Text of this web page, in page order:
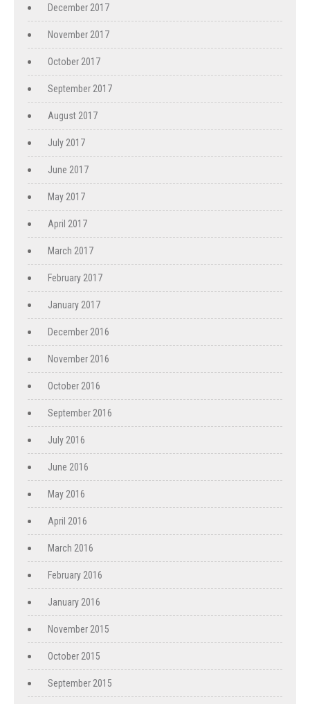
December 2017
November 2017
October 2017
September 2017
August 2017
July 2017
June 2017
May 2017
April 2017
March 2017
February 2017
January 2017
December 2016
November 2016
October 2016
September 2016
July 2016
June 2016
May 2016
April 2016
March 2016
February 2016
January 2016
November 2015
October 2015
September 2015